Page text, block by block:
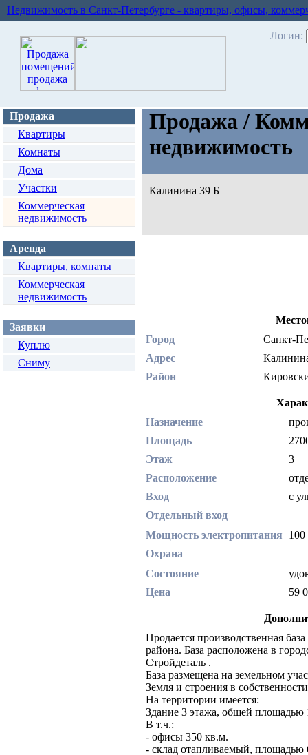
Недвижимость в Санкт-Петербурге - квартиры, офисы,
Логин:
Продажа
Квартиры
Комнаты
Дома
Участки
Коммерческая
недвижимость
Аренда
Квартиры, комнаты
Коммерческая
недвижимость
Заявки
Куплю
Сниму
Продажа /
недвижимость
Калинина 39 Б
Город
Санкт-
Адрес
Район
Назначение
Площадь
Этаж
3
Расположение
Вход
с
Отдельный вход
Мощность электропитания
Охрана
Состояние
Цена
59
Продается производственная
района. База расположена в
Стройдеталь .
База размещена на земельном
Земля и строения в
На территории имеется:
Здание 3 этажа, общей площадью
В т.ч.:
- офисы 350 кв.м.
- склад отапливаемый, площадью